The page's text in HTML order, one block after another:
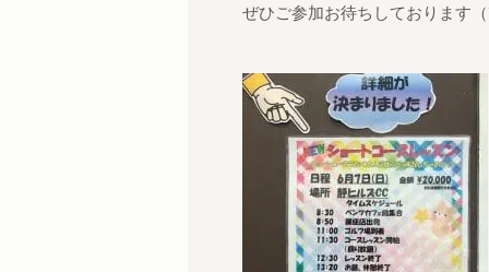
ぜひご参加お待ちしております（